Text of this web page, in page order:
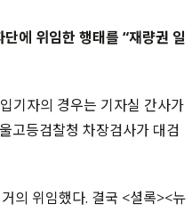
에 위임한 행태를 “재량권 일
기자의 경우는 기자실 간사가
고등검찰청 차장검사가 대검
의 위임했다. 결국 <셜록><뉴